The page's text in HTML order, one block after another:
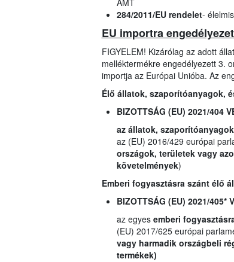
ÁMT
284/2011/EU rendelet-
EU importra
FIGYELEM! Kizárólag az adott
melléktermékre engedélyezett 3.
importja az Európai Unióba. Az
Élő állatok, szaporítóanyagok,
BIZOTTSÁG (EU) 2021/404
az állatok,
az (EU) 2016/429 európai
országok, területek vagy
követelmények)
Emberi fogyasztásra szánt élő
BIZOTTSÁG (EU) 2021/405*
az egyes emberi
(EU) 2017/625 európai
vagy harmadik országbeli
termékek)